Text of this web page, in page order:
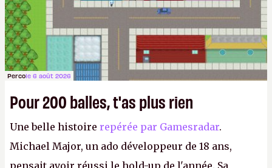
Percole 6 août 2026
Pour 200 balles, t'as plus rien
Une belle histoire repérée par Gamesradar.
Michael Major, un ado développeur de 18 ans,
pensait avoir réussi le hold-up de l'année. Sa